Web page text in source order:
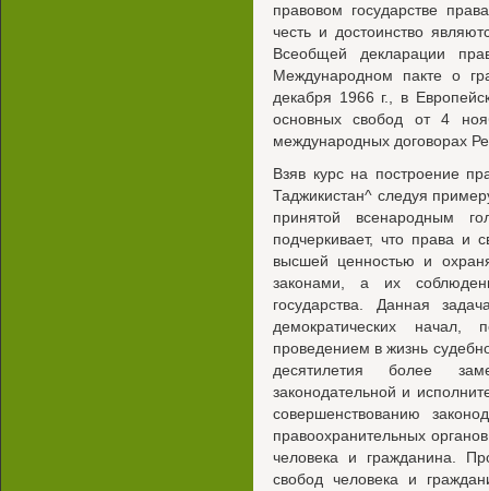
правовом государстве
честь и достоинство
Всеобщей декларации
Международном пакте о
декабря 1966 г., в
основных свобод от 4
международных договорах
Взяв курс на построение
Таджикистан^ следуя
принятой всенародным
подчеркивает, что права и
высшей ценностью и
законами, а их
государства. Данная
демократических начал,
проведением в жизнь
десятилетия более
законодательной и
совершенствованию
правоохранительных
человека и гражданина.
свобод человека и